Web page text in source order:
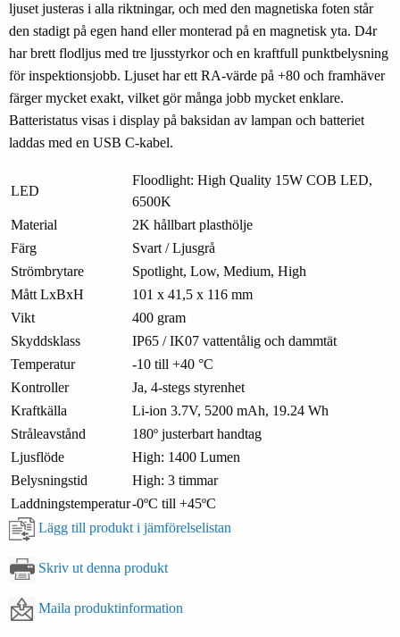
ljuset justeras i alla riktningar, och med den magnetiska foten står
den stadigt på egen hand eller monterad på en magnetisk yta. D4r
har brett flodljus med tre ljusstyrkor och en kraftfull punktbelysning
för inspektionsjobb. Ljuset har ett RA-värde på +80 och framhäver
färger mycket exakt, vilket gör många jobb mycket enklare.
Batteristatus visas i display på baksidan av lampan och batteriet
laddas med en USB C-kabel.
LED
Floodlight: High Quality 15W COB LED,
6500K
Material
2K hållbart plasthölje
Färg
Svart / Ljusgrå
Strömbrytare
Spotlight, Low, Medium, High
Mått LxBxH
101 x 41,5 x 116 mm
Vikt
400 gram
Skyddsklass
IP65 / IK07 vattentålig och dammtät
Temperatur
-10 till +40 °C
Kontroller
Ja, 4-stegs styrenhet
Kraftkälla
Li-ion 3.7V, 5200 mAh, 19.24 Wh
Stråleavstånd
180º justerbart handtag
Ljusflöde
High: 1400 Lumen
Belysningstid
High: 3 timmar
Laddningstemperatur-0ºC till +45ºC
Lägg till produkt i jämförelselistan
Skriv ut denna produkt
Maila produktinformation